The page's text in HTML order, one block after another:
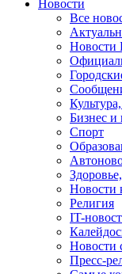
Новости
Все
Новости
Бизнес и
Спорт
Новости
Религия
IT-
Новости
Пресс-